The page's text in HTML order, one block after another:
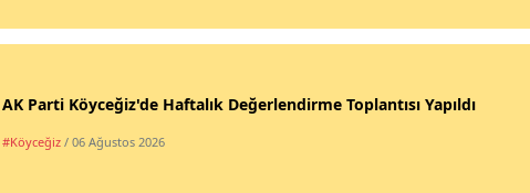
AK Parti Köyceğiz'de Haftalık Değerlendirme Toplantısı Yapıldı
#Köyceğiz / 06 Ağustos 2026